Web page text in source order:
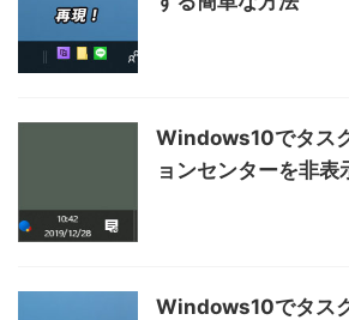
Windows10でタス
ョンセンターを非表
Windows10でタス